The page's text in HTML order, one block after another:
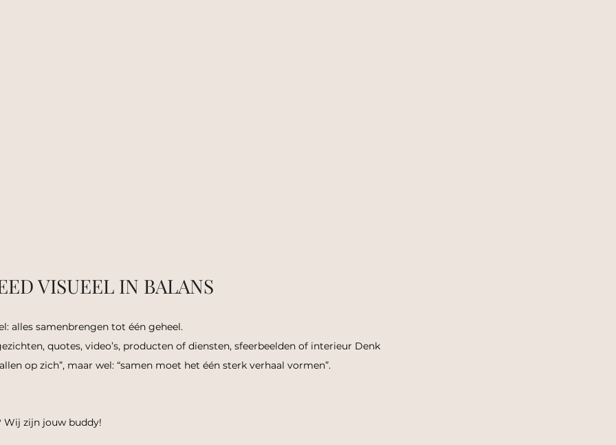
VISUEEL IN BALANS
alles samenbrengen tot één geheel.
quotes, video’s, producten of diensten, sfeerbeelden of interieur Denk
op zich”, maar wel: “samen moet het één sterk verhaal vormen”.
Wij zijn jouw buddy!